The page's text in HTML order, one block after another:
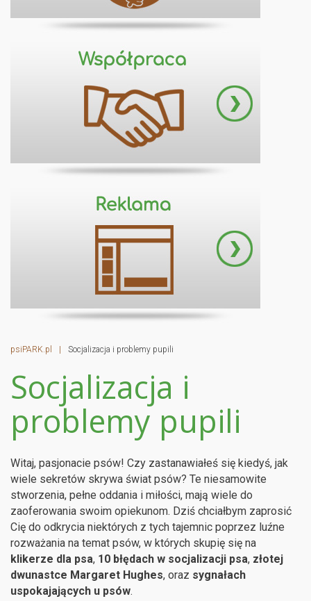
psiPARK.pl | Socjalizacja i problemy pupili
Socjalizacja i
problemy pupili
Witaj, pasjonacie psów! Czy zastanawiałeś się kiedyś, jak
wiele sekretów skrywa świat psów? Te niesamowite
stworzenia, pełne oddania i miłości, mają wiele do
zaoferowania swoim opiekunom. Dziś chciałbym zaprosić
Cię do odkrycia niektórych z tych tajemnic poprzez luźne
rozważania na temat psów, w których skupię się na
klikerze dla psa, 10 błędach w socjalizacji psa, złotej
dwunastce Margaret Hughes, oraz sygnałach
uspokajających u psów.